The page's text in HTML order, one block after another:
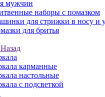
мужчин
наборы с помазком
для стрижки в носу и
для бритья
Назад
карманные
настольные
с подсветкой